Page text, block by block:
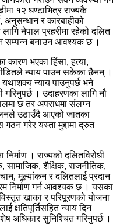
१२ घण्टाभित्र राज्यकै
अनुसन्धान र कारबाहीको
नेपाल प्रहरीमा रहेको दलित
सम्पन्न बनाउन आवश्यक छ ।
कारण भएका हिंसा, हत्या,
न्याय पाउन सकेका छैनन् ।
न्याय पाउनुपर्छ भने
। उदाहरणका लागि नौ
छ तर अपराधमा संलग्न
उठाउँदै आएको जातका
गठन गरेर यस्ता मुद्दामा द्रुत
निर्माण । राज्यको दलितविरोधी
शैक्षिक, राजनीतिक,
मूल्यांकन र दलितलाई प्रदान
निर्माण गर्न आवश्यक छ । यसका
खाका र परिपूरणको योजना
क्षतिपूर्तिसहित न्याय दिन
अधिकार सुनिश्चित गरिनुपर्छ ।